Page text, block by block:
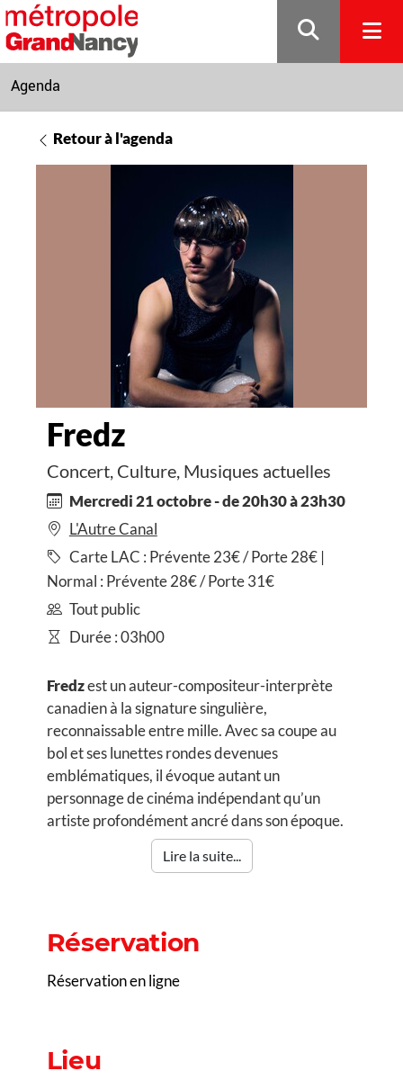
Gestion de vos préférences sur les cookies
Agenda
Retour à l'agenda
Fredz
Concert, Culture, Musiques actuelles
Mercredi 21 octobre - de 20h30 à 23h30
L'Autre Canal
Carte LAC : Prévente 23€ / Porte 28€ |
Normal : Prévente 28€ / Porte 31€
Tout public
Durée : 03h00
Fredzest un auteur-compositeur-interprète
canadien à la signature singulière,
reconnaissable entre mille. Avec sa coupe au
bol et ses lunettes rondes devenues
emblématiques, il évoque autant un
personnage de cinéma indépendant qu’un
artiste profondément ancré dans son époque.
Lire la suite...
Réservation
Réservation en ligne
Lieu